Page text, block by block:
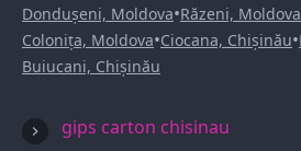
Dondușeni, Moldova•Răzeni, Moldova
Colonița, Moldova•Ciocana, Chișinău•
Buiucani, Chișinău
gips carton chisinau